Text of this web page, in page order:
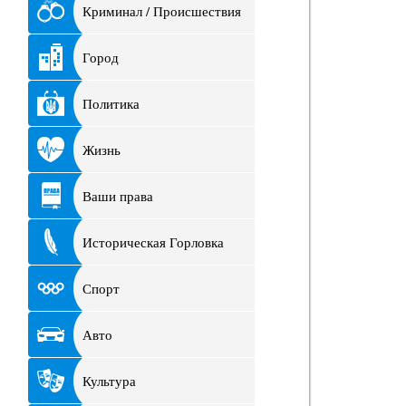
Криминал / Происшествия
Город
Политика
Жизнь
Ваши права
Историческая Горловка
Спорт
Авто
Культура